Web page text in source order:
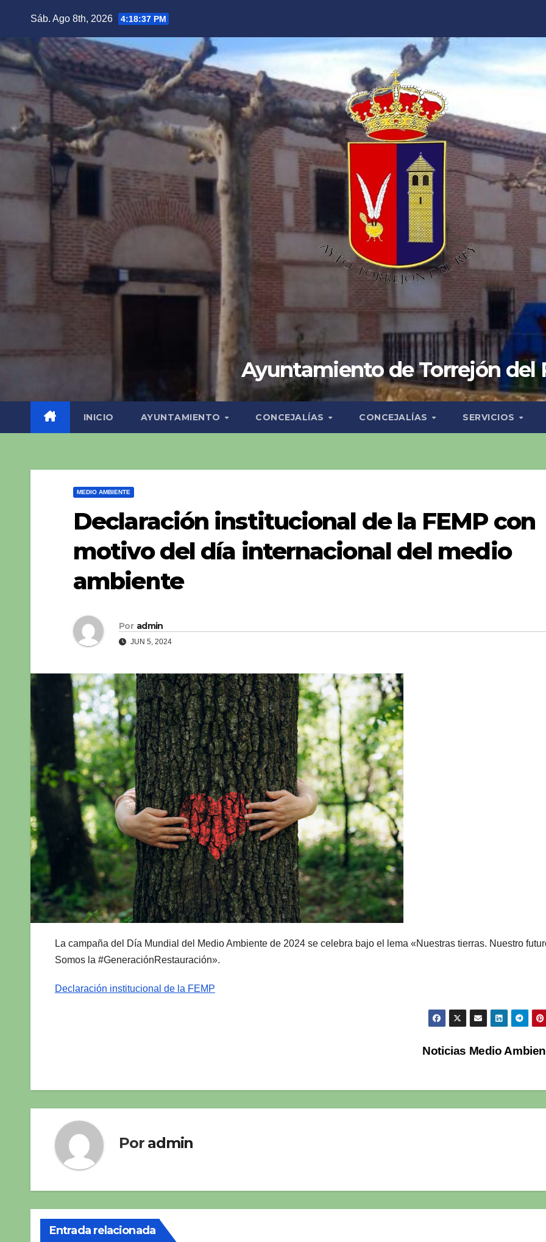
contenido
Sáb. Ago 8th, 2026 4:18:38 PM
Ayuntamiento de Torrejón del
INICIO AYUNTAMIENTO CONCEJALÍAS CONCEJALÍAS SERVICIOS
MEDIO AMBIENTE
Declaración institucional de la FEMP con
motivo del día internacional del medio
ambiente
Por admin
JUN 5, 2024
La campaña del Día Mundial del Medio Ambiente de 2024 se celebra bajo el lema «Nuestras tierras. Nuestro
Somos la #GeneraciónRestauración».
Declaración institucional de la FEMP
entradas
Noticias Medio
Por admin
Entrada relacionada